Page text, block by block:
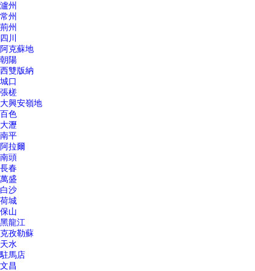
瀘州
常州
荊州
四川
阿克蘇地
朝陽
西雙版納
城口
張槎
大興安嶺地
百色
大瀝
南平
阿拉爾
南頭
長春
萬盛
白沙
荷城
保山
黑龍江
克孜勒蘇
天水
駐馬店
文昌